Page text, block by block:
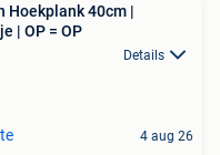
Hoekplank 40cm |
| OP = OP
Details
4 aug 26